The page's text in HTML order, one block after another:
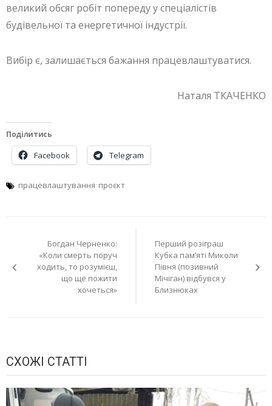
великий обсяг робіт попереду у спеціалістів
будівельної та енергетичної індустрії.
Вибір є, залишається бажання працевлаштуватися.
Наталя ТКАЧЕНКО
Поділитись
Facebook Telegram
працевлаштування проєкт
записів
Богдан Черненко:
«Коли смерть поруч
ходить, то розумієш,
що ще пожити
хочеться»
Перший розіграш
Кубка пам’яті Миколи
Півня (позивний
Мічіган) відбувся у
Близнюках
СХОЖІ СТАТТІ